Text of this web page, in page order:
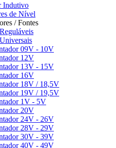
Indutivo
de Nível
/ Fontes
09V - 10V
12V
13V - 15V
16V
18V / 18,5V
19V / 19,5V
1V - 5V
20V
24V - 26V
28V - 29V
30V - 39V
40V - 49V